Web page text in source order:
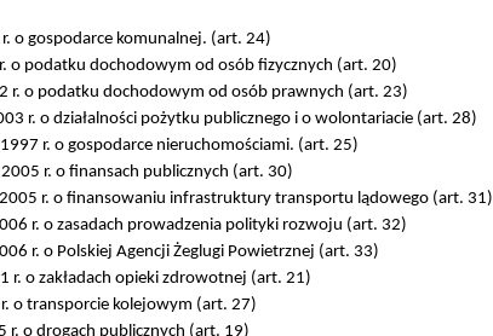
o gospodarce komunalnej. (art. 24)
o podatku dochodowym od osób fizycznych (art. 20)
r. o podatku dochodowym od osób prawnych (art. 23)
r. o działalności pożytku publicznego i o wolontariacie (art. 28)
r. o gospodarce nieruchomościami. (art. 25)
r. o finansach publicznych (art. 30)
r. o finansowaniu infrastruktury transportu lądowego (art. 31)
r. o zasadach prowadzenia polityki rozwoju (art. 32)
r. o Polskiej Agencji Żeglugi Powietrznej (art. 33)
r. o zakładach opieki zdrowotnej (art. 21)
o transporcie kolejowym (art. 27)
r. o drogach publicznych (art. 19)